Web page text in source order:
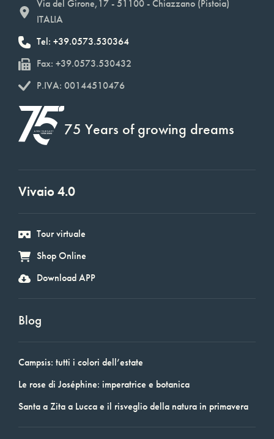
Via del Girone,17 - 51100 - Chiazzano (Pistoia)
ITALIA
Tel: +39.0573.530364
Fax: +39.0573.530432
P.IVA: 00144510476
75 Years of growing dreams
Vivaio 4.0
Tour virtuale
Shop Online
Download APP
Blog
Campsis: tutti i colori dell’estate
Le rose di Joséphine: imperatrice e botanica
Santa a Zita a Lucca e il risveglio della natura in primavera